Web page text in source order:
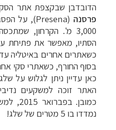
הדובדבן שבקצפת אתר
פרסנה (
Presena), על
3,000 מ'. הקרחון,
הסתיו, מאפשר את פתיחת
כשאתרים אחרים באיטליה
בסוף החורף, כשאתרי סקי
כאן עדיין ניתן לגלוש על
האתר זוכה למשקעים
כמובן.
נמדדו בו 5 מטרים של שלג!